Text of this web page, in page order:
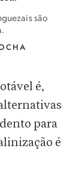
são
é,
para
é